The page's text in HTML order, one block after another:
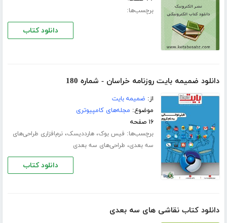
برچسب‌ها:
دانلود کتاب
دانلود ضمیمه بایت روزنامه خراسان - شماره 180
از: ضمیمه بایت
موضوع: مجله‌های کامپیوتری
۱۶ صفحه
برچسب‌ها: فیس بوک،هارددیسک،نرم‌افزاری طراحی‌های
سه بعدی، طراحی‌های سه بعدی
دانلود کتاب
دانلود کتاب نقاشی های سه بعدی